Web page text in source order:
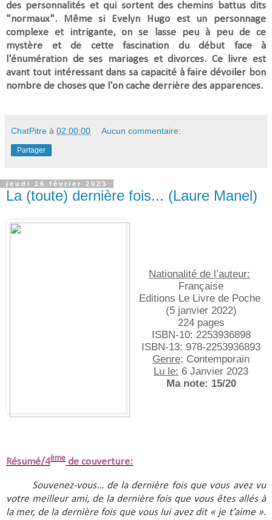
des personnalités et qui sortent des chemins battus dits
"normaux". Même si Evelyn Hugo est un personnage
complexe et intrigante, on se lasse peu à peu de ce
mystère et de cette fascination du début face à
l'énumération de ses mariages et divorces. Ce livre est
avant tout intéressant dans sa capacité à faire dévoiler bon
nombre de choses que l'on cache derrière des apparences.
ChatPitre à 02:00:00 Aucun commentaire:
Partager
jeudi 16 février 2023
La (toute) dernière fois... (Laure Manel)
Nationalité de l’auteur:
Française
Editions Le Livre de Poche
(5 janvier 2022)
224 pages
ISBN-10:‎ 2253936898
ISBN-13: ‎978-2253936893
Genre: Contemporain
Lu le: 6 Janvier 2023
Ma note: 15/20
Résumé/4ème de couverture:
Souvenez-vous... de la dernière fois que vous avez vu
votre meilleur ami, de la dernière fois que vous êtes allés à
la mer, de la dernière fois que vous lui avez dit « je t’aime ».